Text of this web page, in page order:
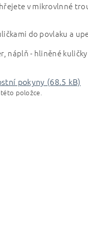
v mikrovlnné
do povlaku a
náplň - hliněné kuličky
pokyny (68.5 kB)
položce.